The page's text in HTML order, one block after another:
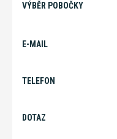
VÝBĚR POBOČKY
E-MAIL
TELEFON
DOTAZ